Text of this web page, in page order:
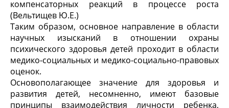
компенсаторных реакций в процессе роста
(Вельтищев Ю.Е.)
Таким образом, основное направление в области
научных изысканий в отношении охраны
психического здоровья детей проходит в области
медико-социальных и медико-социально-правовых
оценок.
Основополагающее значение для здоровья и
развития детей, несомненно, имеют базовые
принципы взаимодействия личности ребенка,